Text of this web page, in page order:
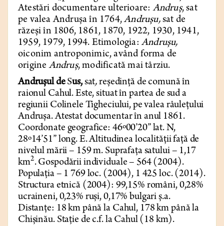
Atestări documentare ulterioare:Andruș, sat
pe valea Andrușa în 1764,Andrușu,sat de
răzeși în 1806, 1861, 1870, 1922, 1930, 1941,
1959, 1979, 1994. Etimologia:Andrușu,
oiconim antroponimic, având forma de
origineAndruș, modificată mai târziu.
Andrușul deSus,sat,reședință de comună în
raionul Cahul. Este, situat în partea de sud a
regiunii Colinele Tigheciului, pe valea râulețului
Andrușa. Atestat documentar în anul 1861.
Coordonate geografice: 46º00’20” lat. N,
28º14’51” long. E. Altitudinea localității față de
nivelul mării – 159 m. Suprafața satului – 1,17
km2. Gospodării individuale – 564 (2004).
Populația – 1 769 loc. (2004), 1 425 loc. (2014).
Structura etnică (2004): 99,15% români, 0,28%
ucraineni, 0,23% ruși, 0,17% bulgari ș.a.
Distanțe: 18 km până la Cahul, 178 km până la
Chișinău. Stație de c.f. la Cahul (18 km).